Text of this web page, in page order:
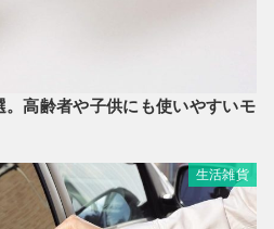
高齢者や子供にも使いやすいモ
生活雑貨